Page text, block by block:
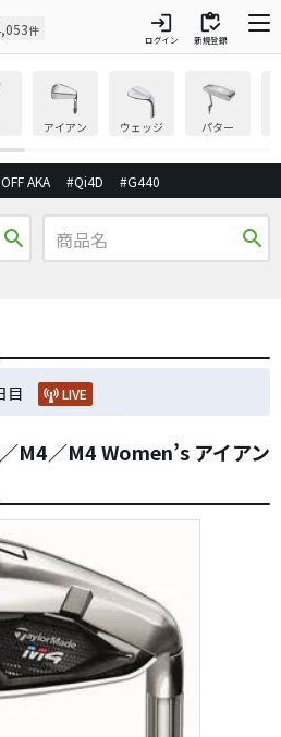
件 login
ログイン
inventory
新規登録
アイアン ウェッジ パター
AKA #Qi4D #G440
search search
目 LIVE
M4／M4 Women’s アイアン